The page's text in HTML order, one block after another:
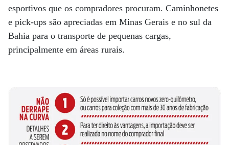
esportivos que os compradores procuram. Caminhonetes
e pick-ups são apreciadas em Minas Gerais e no sul da
Bahia para o transporte de pequenas cargas,
principalmente em áreas rurais.